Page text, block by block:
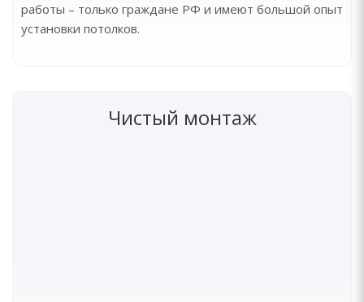
работы – только граждане РФ и имеют большой опыт
установки потолков.
Чистый монтаж